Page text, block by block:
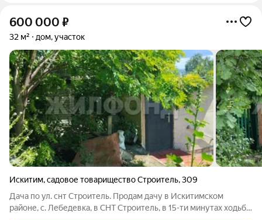
600 000 ₽
32 м² дом, участок
Искитим,садовое товарищество Строитель,309
Дача по ул. снт Строитель. Продам дачу в Искитимском
районе, с. Лебедевка, в СНТ Строитель, в 15-ти минутах ходьбы